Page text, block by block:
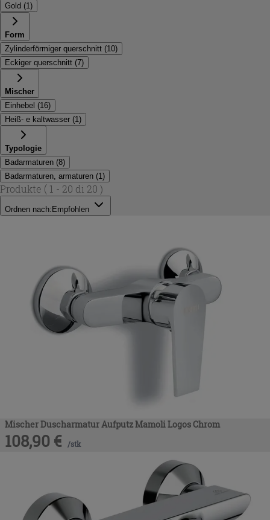
Gold (1 )
Form
Zylinderförmiger querschnitt (10)
Eckiger querschnitt (7)
Mischer
Einhebel (16)
Heiß- e kaltwasser (1 )
Typologie
Badarmaturen (8)
Badarmaturen, armaturen (1 )
Produkte ( 1 - 20 di 20 )
Ordnen nach: Empfohlen
Mischer Duscharmatur Aufputz Mamoli Logos Chrom
108,90 € /stk